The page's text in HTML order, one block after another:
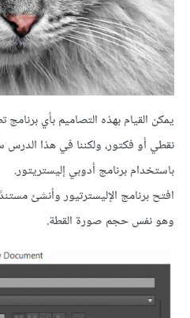
يمكن القيام بهذه التصاميم بأي
نقطي أو فكتور، ولكننا في هذا الدرس
باستخدام برنامج أدوبي إليستريتور.
وهو نفس حجم صورة القطة.